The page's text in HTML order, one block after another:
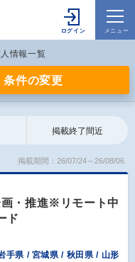
情報一覧
条件の変更
掲載終了間近
掲載期間：26/07/24～26/08/06
画・推進※リモート中
ド
手県 / 宮城県 / 秋田県 / 山形